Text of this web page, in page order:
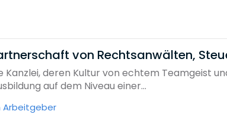
Partnerschaft von Rechtsanwälten,
Kanzlei, deren Kultur von echtem
auf dem Niveau einer...
Arbeitgeber